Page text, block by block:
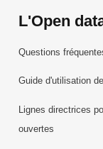
L'Open
Questions
Guide d'utilisation
Lignes directrices
ouvertes